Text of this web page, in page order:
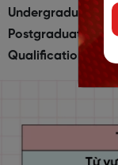
Undergraduate/
Postgraduate /
Qualification
/